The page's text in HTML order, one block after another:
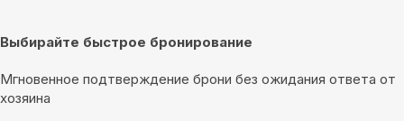
Выбирайте быстрое бронирование
Мгновенное подтверждение брони без ожидания ответа от
хозяина